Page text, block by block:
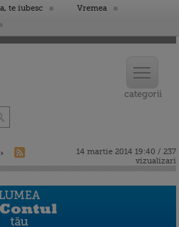
te iubesc
Vremea
14 martie 2014 19:40 / 237
vizualizari